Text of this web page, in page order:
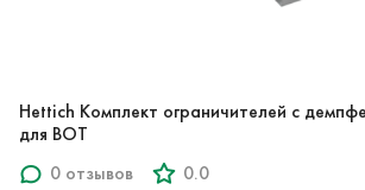
Hettich Комплект ограничителей с
для BOT
0 отзывов
0.0